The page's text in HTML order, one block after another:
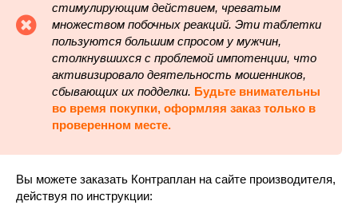
стимулирующим действием, чреватым
множеством побочных реакций. Эти таблетки
пользуются большим спросом у мужчин,
столкнувшихся с проблемой импотенции, что
активизировало деятельность мошенников,
сбывающих их подделки. Будьте внимательны
во время покупки, оформляя заказ только в
проверенном месте.
Вы можете заказать Контраплан на сайте производителя,
действуя по инструкции: